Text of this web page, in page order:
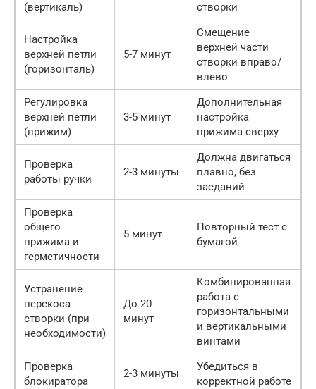
(вертикаль)
створки
Настройка
верхней петли
(горизонталь)
5-7 минут
Смещение
верхней части
створки вправо/
влево
Регулировка
верхней петли
(прижим)
3-5 минут
Дополнительная
настройка
прижима сверху
Проверка
работы ручки
2-3 минуты
Должна двигаться
плавно, без
заеданий
Проверка
общего
прижима и
герметичности
5 минут
Повторный тест с
бумагой
Устранение
перекоса
створки (при
необходимости)
До 20
минут
Комбинированная
работа с
горизонтальными
и вертикальными
винтами
Проверка
блокиратора
2-3 минуты
Убедиться в
корректной работе